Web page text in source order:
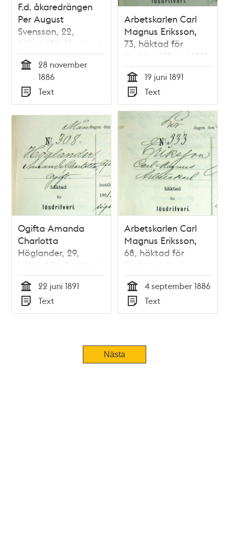
F.d. åkaredrängen
Per August
Svensson, 22,
häktad för lösdriveri
28 november 1886 -
polisförhör
28 november
1886
Typ
Text
Arbetskarlen Carl
Magnus Eriksson,
73, häktad för
lösdriveri 19 juni 1891
- polisförhör
Tid
19 juni 1891
Typ
Text
Ogifta Amanda
Charlotta
Höglander, 29,
häktad för lösdriveri
- polisförhör
Tid
22 juni 1891
Typ
Text
Arbetskarlen Carl
Magnus Eriksson,
68, häktad för
lösdriveri 4
september 1886 -
polisförhör
Tid
4 september 1886
Typ
Text
Nästa